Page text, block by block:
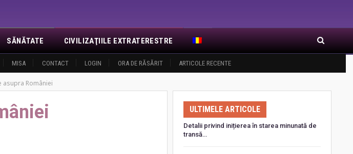
MISA CONTACT LOGIN ORA DE RĂSĂRIT ARTICOLE RECENTE
SĂNĂTATE CIVILIZAŢIILE EXTRATERESTRE
asupra României
ULTIMELE ARTICOLE
Detalii privind inițierea în starea minunată de
transă…